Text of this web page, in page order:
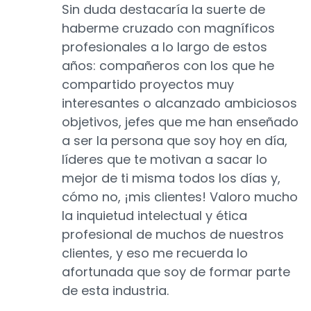
Sin duda destacaría la suerte de
haberme cruzado con magníficos
profesionales a lo largo de estos
años: compañeros con los que he
compartido proyectos muy
interesantes o alcanzado ambiciosos
objetivos, jefes que me han enseñado
a ser la persona que soy hoy en día,
líderes que te motivan a sacar lo
mejor de ti misma todos los días y,
cómo no, ¡mis clientes! Valoro mucho
la inquietud intelectual y ética
profesional de muchos de nuestros
clientes, y eso me recuerda lo
afortunada que soy de formar parte
de esta industria.